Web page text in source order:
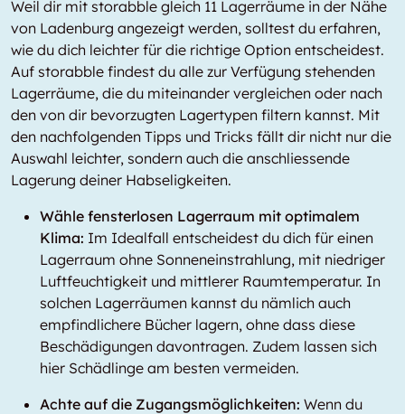
Weil dir mit storabble gleich 11 Lagerräume in der Nähe
von Ladenburg angezeigt werden, solltest du erfahren,
wie du dich leichter für die richtige Option entscheidest.
Auf storabble findest du alle zur Verfügung stehenden
Lagerräume, die du miteinander vergleichen oder nach
den von dir bevorzugten Lagertypen filtern kannst. Mit
den nachfolgenden Tipps und Tricks fällt dir nicht nur die
Auswahl leichter, sondern auch die anschliessende
Lagerung deiner Habseligkeiten.
Wähle fensterlosen Lagerraum mit optimalem
Klima: Im Idealfall entscheidest du dich für einen
Lagerraum ohne Sonneneinstrahlung, mit niedriger
Luftfeuchtigkeit und mittlerer Raumtemperatur. In
solchen Lagerräumen kannst du nämlich auch
empfindlichere Bücher lagern, ohne dass diese
Beschädigungen davontragen. Zudem lassen sich
hier Schädlinge am besten vermeiden.
Achte auf die Zugangsmöglichkeiten: Wenn du